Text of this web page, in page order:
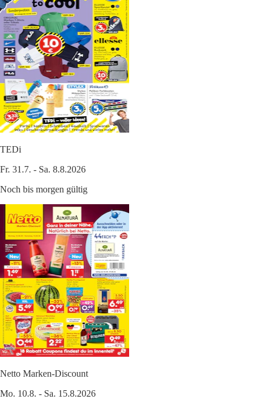
TEDi
Fr. 31.7. - Sa. 8.8.2026
Noch bis morgen gültig
Netto Marken-Discount
Mo. 10.8. - Sa. 15.8.2026